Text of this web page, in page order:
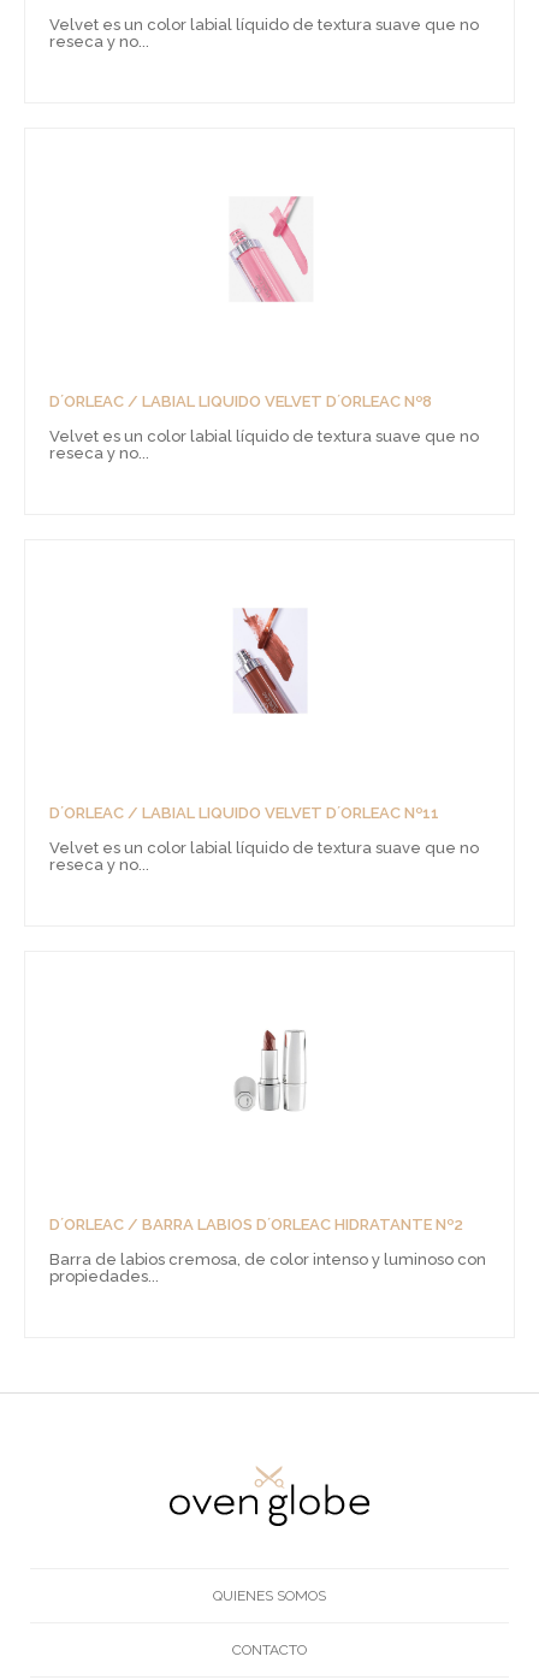
Velvet es un color labial líquido de textura suave que no
reseca y no...
D´ORLEAC / LABIAL LIQUIDO VELVET D´ORLEAC Nº8
Velvet es un color labial líquido de textura suave que no
reseca y no...
D´ORLEAC / LABIAL LIQUIDO VELVET D´ORLEAC Nº11
Velvet es un color labial líquido de textura suave que no
reseca y no...
D´ORLEAC / BARRA LABIOS D´ORLEAC HIDRATANTE Nº2
Barra de labios cremosa, de color intenso y luminoso con
propiedades...
QUIENES SOMOS
CONTACTO